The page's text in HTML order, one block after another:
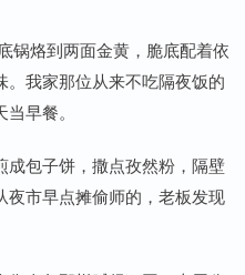
锅烙到两面金黄，脆底配着依
我家那位从来不吃隔夜饭的
早餐。
包子饼，撒点孜然粉，隔壁
市早点摊偷师的，老板发现